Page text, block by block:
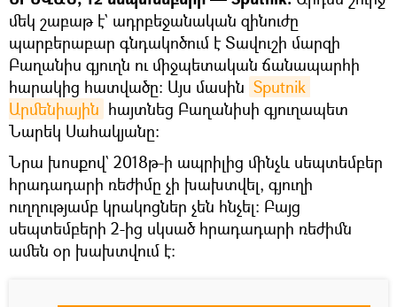
մեկ շաբաթ է` ադրբեջանական զինուժը
պարբերաբար գնդակոծում է Տավուշի մարզի
Բաղանիս գյուղն ու միջպետական ճանապարհի
հարակից հատվածը։ Այս մասին Sputnik
Արմենիային հայտնեց Բաղանիսի գյուղապետ
Նարեկ Սահակյանը։
Նրա խոսքով` 2018թ-ի ապրիլից մինչև սեպտեմբեր
հրադադարի ռեժիմը չի խախտվել, գյուղի
ուղղությամբ կրակոցներ չեն հնչել։ Բայց
սեպտեմբերի 2-ից սկսած հրադադարի ռեժիմն
ամեն օր խախտվում է։